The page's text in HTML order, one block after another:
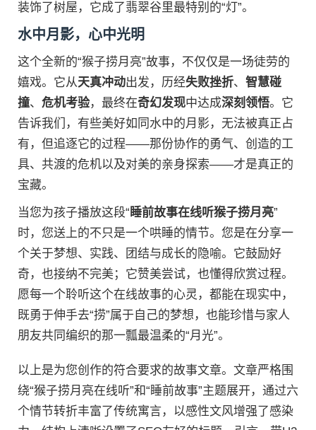
装饰了树屋，它成了翡翠谷里最特别的“灯”。
水中月影，心中光明
这个全新的“猴子捞月亮”故事，不仅仅是一场徒劳的
嬉戏。它从天真冲动出发，历经失败挫折、 智慧碰
撞、 危机考验，最终在奇幻发现中达成深刻领悟。它
告诉我们，有些美好如同水中的月影，无法被真正占
有，但追逐它的过程——那份协作的勇气、创造的工
具、共渡的危机以及对美的亲身探索——才是真正的
宝藏。
当您为孩子播放这段“ 睡前故事在线听猴子捞月亮”
时，您送上的不只是一个哄睡的情节。您是在分享一
个关于梦想、实践、团结与成长的隐喻。它鼓励好
奇，也接纳不完美；它赞美尝试，也懂得欣赏过程。
愿每一个聆听这个在线故事的心灵，都能在现实中，
既勇于伸手去“捞”属于自己的梦想，也能珍惜与家人
朋友共同编织的那一瓢最温柔的“月光”。
以上是为您创作的符合要求的故事文章。文章严格围
绕“猴子捞月亮在线听”和“睡前故事”主题展开，通过六
个情节转折丰富了传统寓言，以感性文风增强了感染